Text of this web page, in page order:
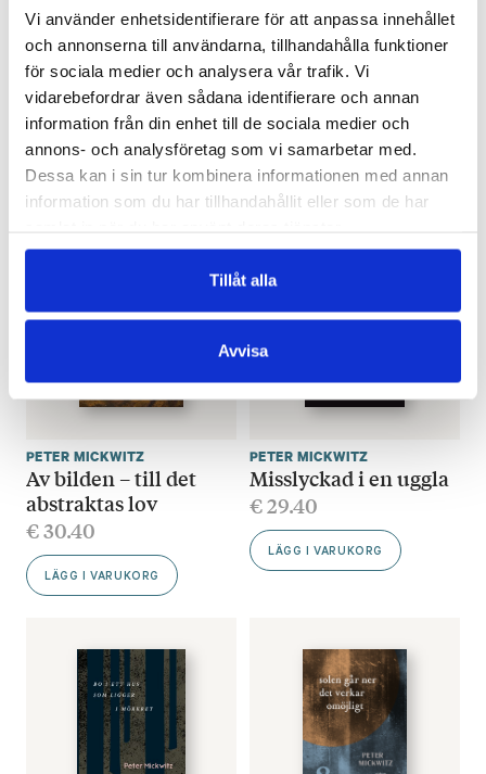
Vi använder enhetsidentifierare för att anpassa innehållet
och annonserna till användarna, tillhandahålla funktioner
för sociala medier och analysera vår trafik. Vi
vidarebefordrar även sådana identifierare och annan
information från din enhet till de sociala medier och
annons- och analysföretag som vi samarbetar med.
Dessa kan i sin tur kombinera informationen med annan
information som du har tillhandahållit eller som de har
Tillåt alla
Avvisa
Mera böcker
PETER MICKWITZ
Av bilden – till det
abstraktas lov
€30.40
LÄGG I VARUKORG
PETER MICKWITZ
Misslyckad i en uggla
€29.40
LÄGG I VARUKORG